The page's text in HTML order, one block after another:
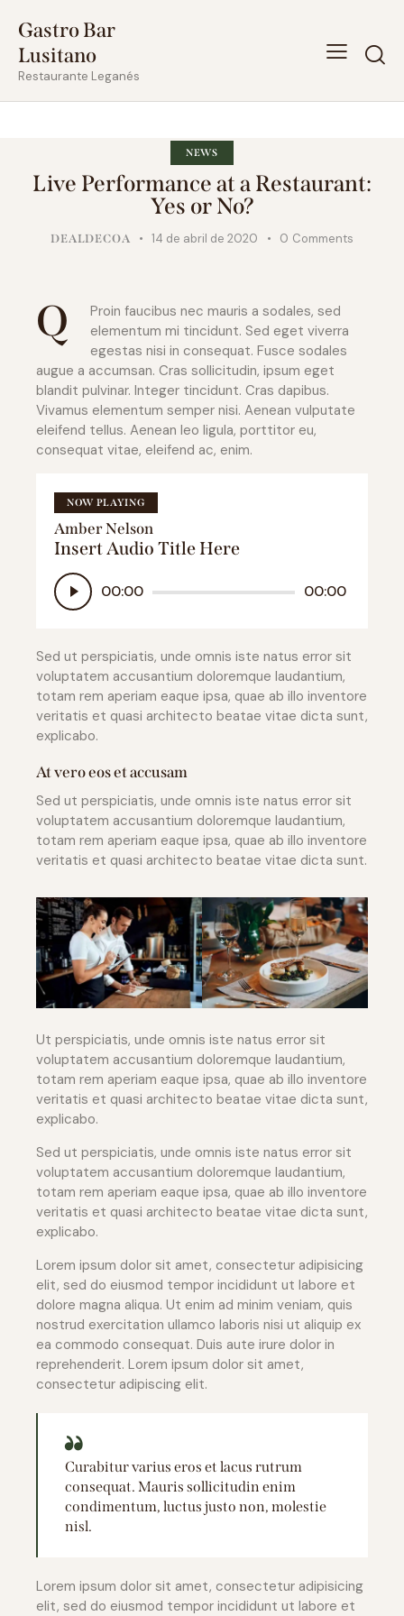
Gastro Bar
Lusitano
Restaurante Leganés
NEWS
Live Performance at a Restaurant:
Yes or No?
DEALDECOA 14 de abril de 2020 0 Comments
Q
Proin faucibus nec mauris a sodales, sed
elementum mi tincidunt. Sed eget viverra
egestas nisi in consequat. Fusce sodales
augue a accumsan. Cras sollicitudin, ipsum eget
blandit pulvinar. Integer tincidunt. Cras dapibus.
Vivamus elementum semper nisi. Aenean vulputate
eleifend tellus. Aenean leo ligula, porttitor eu,
consequat vitae, eleifend ac, enim.
NOW PLAYING
Amber Nelson
Insert Audio Title Here
Reproductor
de
00:00 00:00
Sed ut perspiciatis, unde omnis iste natus error sit
voluptatem accusantium doloremque laudantium,
totam rem aperiam eaque ipsa, quae ab illo inventore
veritatis et quasi architecto beatae vitae dicta sunt,
explicabo.
At vero eos et accusam
Sed ut perspiciatis, unde omnis iste natus error sit
voluptatem accusantium doloremque laudantium,
totam rem aperiam eaque ipsa, quae ab illo inventore
veritatis et quasi architecto beatae vitae dicta sunt.
Ut perspiciatis, unde omnis iste natus error sit
voluptatem accusantium doloremque laudantium,
totam rem aperiam eaque ipsa, quae ab illo inventore
veritatis et quasi architecto beatae vitae dicta sunt,
explicabo.
Sed ut perspiciatis, unde omnis iste natus error sit
voluptatem accusantium doloremque laudantium,
totam rem aperiam eaque ipsa, quae ab illo inventore
veritatis et quasi architecto beatae vitae dicta sunt,
explicabo.
Lorem ipsum dolor sit amet, consectetur adipisicing
elit, sed do eiusmod tempor incididunt ut labore et
dolore magna aliqua. Ut enim ad minim veniam, quis
nostrud exercitation ullamco laboris nisi ut aliquip ex
ea commodo consequat. Duis aute irure dolor in
reprehenderit. Lorem ipsum dolor sit amet,
consectetur adipiscing elit.
Curabitur varius eros et lacus rutrum
consequat. Mauris sollicitudin enim
condimentum, luctus justo non, molestie
nisl.
Lorem ipsum dolor sit amet, consectetur adipisicing
elit, sed do eiusmod tempor incididunt ut labore et